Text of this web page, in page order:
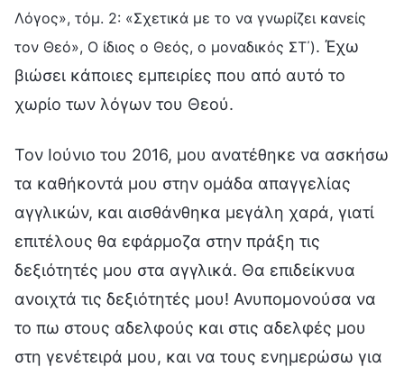
Λόγος», τόμ. 2: «Σχετικά με το να γνωρίζει κανείς
τον Θεό», Ο ίδιος ο Θεός, ο μοναδικός ΣΤ΄). Έχω
βιώσει κάποιες εμπειρίες που από αυτό το
χωρίο των λόγων του Θεού.
Τον Ιούνιο του 2016, μου ανατέθηκε να ασκήσω
τα καθήκοντά μου στην ομάδα απαγγελίας
αγγλικών, και αισθάνθηκα μεγάλη χαρά, γιατί
επιτέλους θα εφάρμοζα στην πράξη τις
δεξιότητές μου στα αγγλικά. Θα επιδείκνυα
ανοιχτά τις δεξιότητές μου! Ανυπομονούσα να
το πω στους αδελφούς και στις αδελφές μου
στη γενέτειρά μου, και να τους ενημερώσω για